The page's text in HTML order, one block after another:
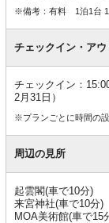
※備考：有料 1泊1台
チェックイン・アウ
チェックイン：
2月31日）
※プランごとに時間の
周辺の見所
起雲閣(車で10分)
来宮神社(車で10分)
MOA美術館(車で15